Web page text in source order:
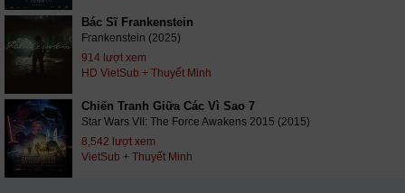
Bác Sĩ Frankenstein
Frankenstein (2025)
914 lượt xem
HD VietSub + Thuyết Minh
Chiến Tranh Giữa Các Vì Sao 7
Star Wars VII: The Force Awakens 2015 (2015)
8,542 lượt xem
VietSub + Thuyết Minh